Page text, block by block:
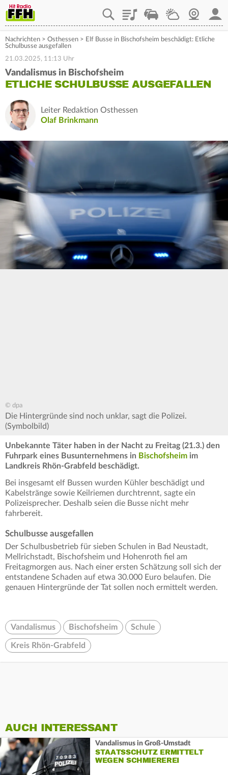
PlaylistStaupilotWetterWebcam
Nachrichten > Osthessen > Elf Busse in Bischofsheim beschädigt: Etliche
Schulbusse ausgefallen
21.03.2025, 11:13 Uhr
Vandalismus in Bischofsheim
ETLICHE SCHULBUSSE AUSGEFALLEN
Leiter Redaktion Osthessen
Olaf Brinkmann
© dpa
Die Hintergründe sind noch unklar, sagt die Polizei.
(Symbolbild)
Unbekannte Täter haben in der Nacht zu Freitag (21.3.) den
Fuhrpark eines Busunternehmens in Bischofsheim im
Landkreis Rhön-Grabfeld beschädigt.
Bei insgesamt elf Bussen wurden Kühler beschädigt und
Kabelstränge sowie Keilriemen durchtrennt, sagte ein
Polizeisprecher. Deshalb seien die Busse nicht mehr
fahrbereit.
Schulbusse ausgefallen
Der Schulbusbetrieb für sieben Schulen in Bad Neustadt,
Mellrichstadt, Bischofsheim und Hohenroth fiel am
Freitagmorgen aus. Nach einer ersten Schätzung soll sich der
entstandene Schaden auf etwa 30.000 Euro belaufen. Die
genauen Hintergründe der Tat sollen noch ermittelt werden.
Vandalismus Bischofsheim Schule
Kreis Rhön-Grabfeld
AUCH INTERESSANT
Vandalismus in Groß-Umstadt
STAATSSCHUTZ ERMITTELT
WEGEN SCHMIEREREI